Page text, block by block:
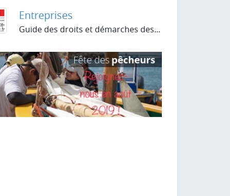
Entreprises
Guide des droits et démarches des...